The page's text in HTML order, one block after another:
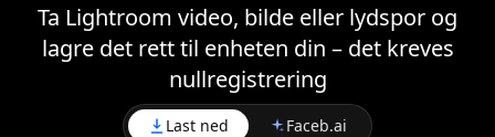
Ta Lightroom video, bilde eller lydspor og
lagre det rett til enheten din – det kreves
nullregistrering
Last ned Faceb.ai